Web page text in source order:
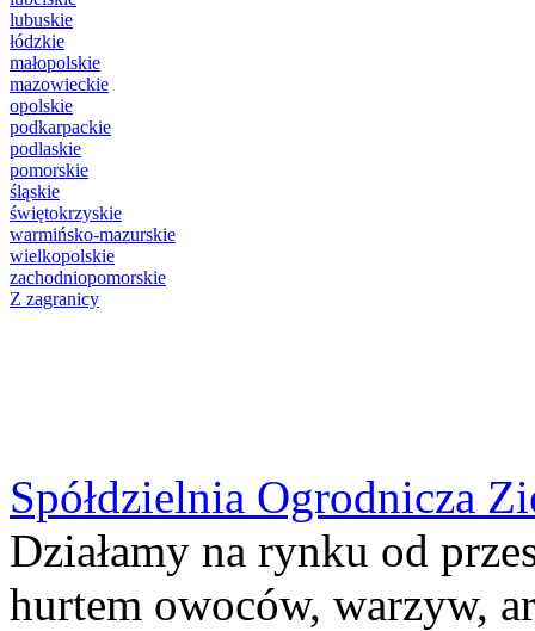
lubuskie
łódzkie
małopolskie
mazowieckie
opolskie
podkarpackie
podlaskie
pomorskie
śląskie
świętokrzyskie
warmińsko-mazurskie
wielkopolskie
zachodniopomorskie
Z zagranicy
Spółdzielnia Ogrodnicza
Działamy na rynku od
hurtem owoców, warzyw,